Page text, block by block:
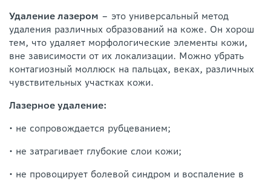
Удаление лазером – это универсальный метод
удаления различных образований на коже. Он хорош
тем, что удаляет морфологические элементы кожи,
вне зависимости от их локализации. Можно убрать
контагиозный моллюск на пальцах, веках, различных
чувствительных участках кожи.
Лазерное удаление:
• не сопровождается рубцеванием;
• не затрагивает глубокие слои кожи;
• не провоцирует болевой синдром и воспаление в